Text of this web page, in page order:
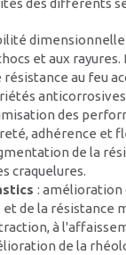
et aux
au feu
des
adhérence et
de la
craquelures.
: amélioration
de la résistance
à
de la